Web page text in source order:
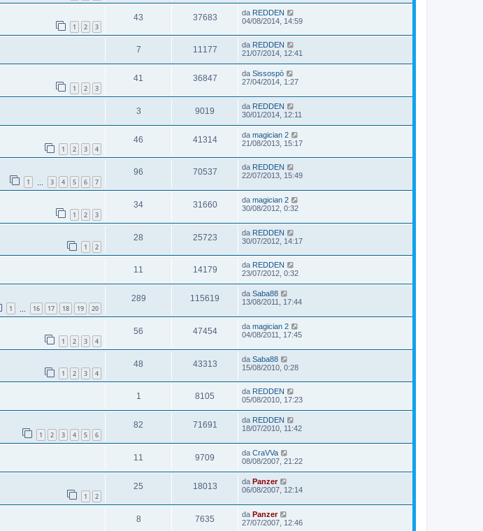
1 2 3
43 37683 da REDDEN
04/08/2014, 14:59
7 11177 da REDDEN
21/07/2014, 12:41
1 2 3
41 36847 da Sissospò
27/04/2014, 1:27
3 9019 da REDDEN
30/01/2014, 12:11
1 2 3 4
46 41314 da magician 2
21/08/2013, 15:17
1 3 4 5 6 7
96 70537 da REDDEN
22/07/2013, 15:49
1 2 3
34 31660 da magician 2
30/08/2012, 0:32
1 2
28 25723 da REDDEN
30/07/2012, 14:17
11 14179 da REDDEN
23/07/2012, 0:32
1 16 17 18 19 20
289 115619 da Saba88
13/08/2011, 17:44
1 2 3 4
56 47454 da magician 2
04/08/2011, 17:45
1 2 3 4
48 43313 da Saba88
15/08/2010, 0:28
1 8105 da REDDEN
05/08/2010, 17:23
1 2 3 4 5 6
82 71691 da REDDEN
18/07/2010, 11:42
11 9709 da CraVVa
08/08/2007, 21:22
1 2
25 18013 da Panzer
06/08/2007, 12:14
8 7635 da Panzer
27/07/2007, 12:46